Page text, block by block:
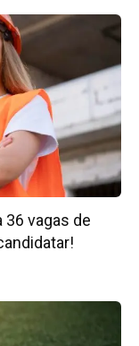
36 vagas de